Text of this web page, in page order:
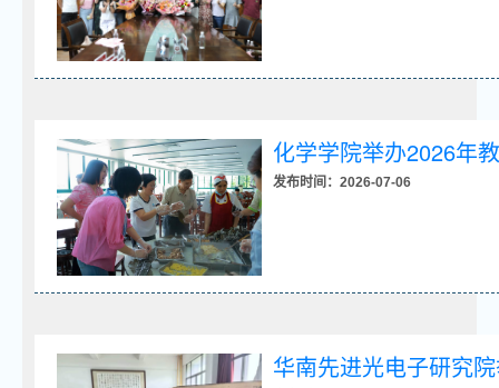
化学学院举办2026年
发布时间：2026-07-06
华南先进光电子研究